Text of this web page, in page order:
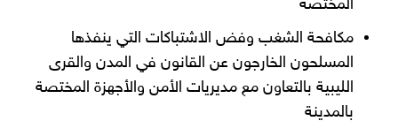
المختصة
مكافحة الشغب وفض الاشتباكات التي ينفذها
المسلحون الخارجون عن القانون في المدن والقرى
الليبية بالتعاون مع مديريات الأمن والأجهزة المختصة
بالمدينة